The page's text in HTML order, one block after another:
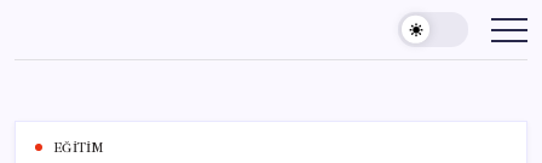
content
EĞITIM